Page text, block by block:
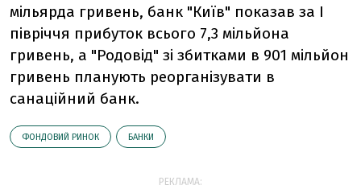
мільярда гривень, банк "Київ" показав за I
півріччя прибуток всього 7,3 мільйона
гривень, а "Родовід" зі збитками в 901 мільйон
гривень планують реорганізувати в
санаційний банк.
ФОНДОВИЙ РИНОК БАНКИ
РЕКЛАМА: